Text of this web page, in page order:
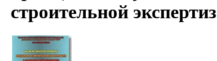
строительной